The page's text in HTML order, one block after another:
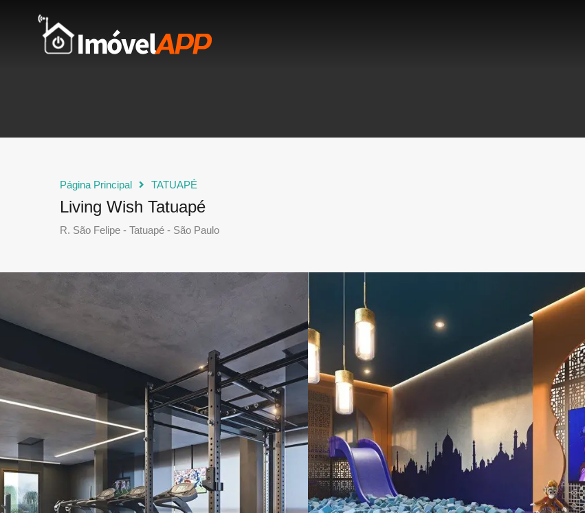
Página Principal TATUAPÉ
Living Wish Tatuapé
R. São Felipe - Tatuapé - São Paulo